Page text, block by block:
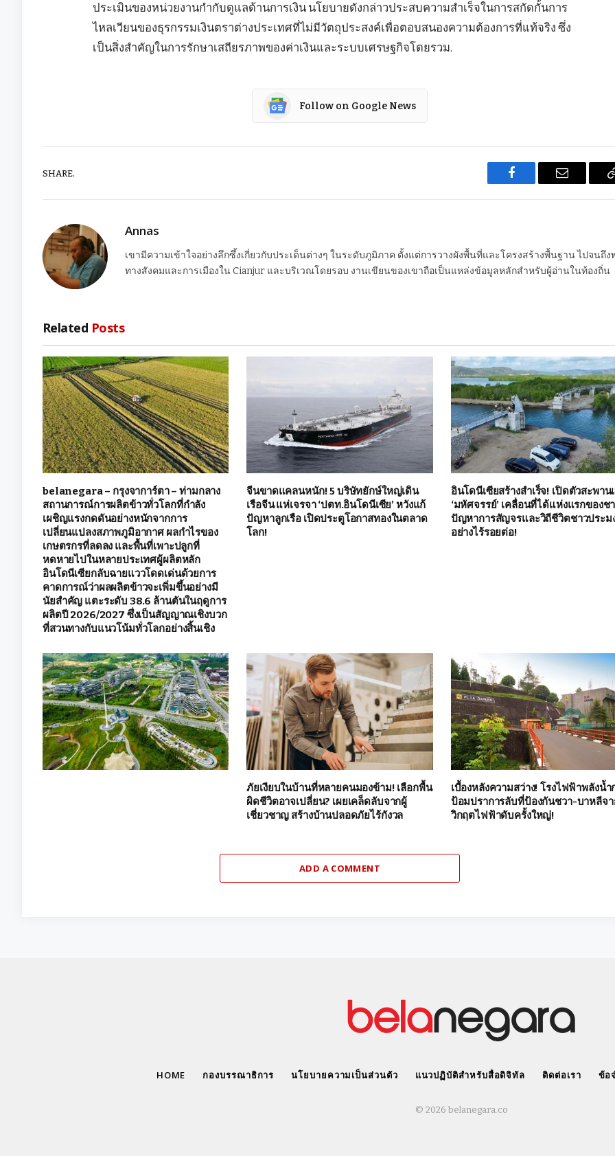
ประเมินของหน่วยงานกำกับดูแลด้านการเงิน นโยบายดังกล่าวประสบความสำเร็จในการสกัดกั้นการ
ไหลเวียนของธุรกรรมเงินตราต่างประเทศที่ไม่มีวัตถุประสงค์เพื่อตอบสนองความต้องการที่แท้จริง ซึ่ง
เป็นสิ่งสำคัญในการรักษาเสถียรภาพของค่าเงินและระบบเศรษฐกิจโดยรวม.
Follow on Google News
SHARE.
Facebook Email
Annas
เขามีความเข้าใจอย่างลึกซึ้งเกี่ยวกับประเด็นต่างๆ ในระดับภูมิภาค ตั้งแต่การวางผังพื้นที่และโครงสร้างพื้นฐาน ไปจนถึง
ทางสังคมและการเมืองใน Cianjur และบริเวณโดยรอบ งานเขียนของเขาถือเป็นแหล่งข้อมูลหลักสำหรับผู้อ่านในท้องถิ่น
Related Posts
belanegara – กรุงจาการ์ตา – ท่ามกลาง
สถานการณ์การผลิตข้าวทั่วโลกที่กำลัง
เผชิญแรงกดดันอย่างหนักจากการ
เปลี่ยนแปลงสภาพภูมิอากาศ ผลกำไรของ
เกษตรกรที่ลดลง และพื้นที่เพาะปลูกที่
หดหายไปในหลายประเทศผู้ผลิตหลัก
อินโดนีเซียกลับฉายแววโดดเด่นด้วยการ
คาดการณ์ว่าผลผลิตข้าวจะเพิ่มขึ้นอย่างมี
นัยสำคัญ แตะระดับ 38.6 ล้านตันในฤดูการ
ผลิตปี 2026/2027 ซึ่งเป็นสัญญาณเชิงบวก
ที่สวนทางกับแนวโน้มทั่วโลกอย่างสิ้นเชิง
จีนขาดแคลนหนัก! 5 บริษัทยักษ์ใหญ่เดิน
เรือจีน แห่เจรจา ‘ปตท.อินโดนีเซีย’ หวังแก้
ปัญหาลูกเรือ เปิดประตูโอกาสทองในตลาด
โลก!
อินโดนีเซียสร้างสำเร็จ! เปิดตัวสะพา
‘มหัศจรรย์’ เคลื่อนที่ได้แห่งแรกของช
ปัญหาการสัญจรและวิถีชีวิตชาวประม
อย่างไร้รอยต่อ!
ภัยเงียบในบ้านที่หลายคนมองข้าม! เลือกพื้น
ผิดชีวิตอาจเปลี่ยน? เผยเคล็ดลับจากผู้
เชี่ยวชาญ สร้างบ้านปลอดภัยไร้กังวล
เบื้องหลังความสว่าง! โรงไฟฟ้าพลังน้ำ
ป้อมปราการลับที่ป้องกันชวา-บาหลีจ
วิกฤตไฟฟ้าดับครั้งใหญ่!
ADD A COMMENT
HOME กองบรรณาธิการ นโยบายความเป็นส่วนตัว แนวปฏิบัติสำหรับสื่อดิจิทัล ติดต่อเรา ข้อ
© 2026 belanegara.co